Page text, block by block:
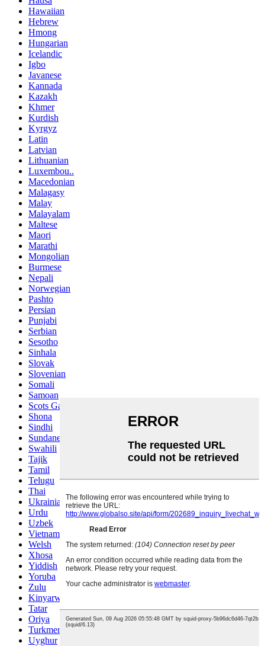
Hawaiian
Hebrew
Hmong
Hungarian
Icelandic
Igbo
Javanese
Kannada
Kazakh
Khmer
Kurdish
Kyrgyz
Latin
Latvian
Lithuanian
Luxembou..
Macedonian
Malagasy
Malay
Malayalam
Maltese
Maori
Marathi
Mongolian
Burmese
Nepali
Norwegian
Pashto
Persian
Punjabi
Serbian
Sesotho
Sinhala
Slovak
Slovenian
Somali
Samoan
Scots Gaelic
Shona
Sindhi
Sundanese
Swahili
Tajik
Tamil
Telugu
Thai
Ukrainian
Urdu
Uzbek
Vietnamese
Welsh
Xhosa
Yiddish
Yoruba
Zulu
Kinyarwanda
Tatar
Oriya
Turkmen
Uyghur